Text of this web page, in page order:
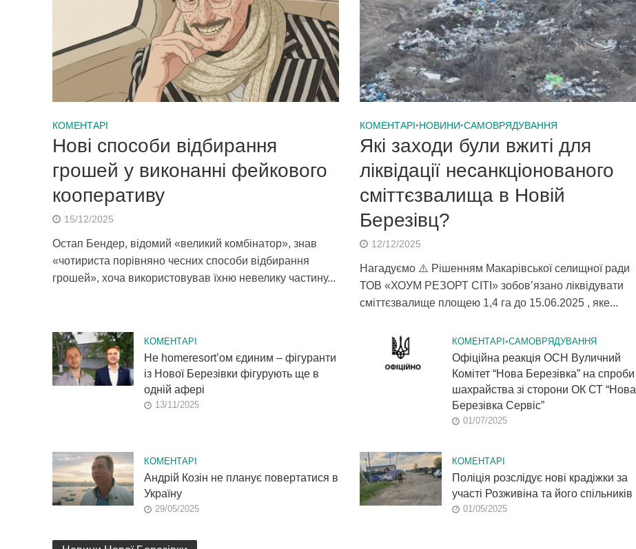
КОМЕНТАРІ
Нові способи відбирання
грошей у виконанні фейкового
кооперативу
15/12/2025
Остап Бендер, відомий «великий комбінатор», знав
«чотириста порівняно чесних способи відбирання
грошей», хоча використовував їхню невелику частину...
КОМЕНТАРІ•НОВИНИ•САМОВРЯДУВАННЯ
Які заходи були вжиті для
ліквідації несанкціонованого
сміттєзвалища в Новій
Березівц?
12/12/2025
Нагадуємо ⚠️ Рішенням Макарівської селищної ради
ТОВ «ХОУМ РЕЗОРТ СІТІ» зобов’язано ліквідувати
сміттєзвалище площею 1,4 га до 15.06.2025 , яке...
КОМЕНТАРІ
Не homeresort’ом єдиним – фігуранти
із Нової Березівки фігурують ще в
одній афері
13/11/2025
КОМЕНТАРІ •САМОВРЯДУВАННЯ
Офіційна реакція ОСН Вуличний
Комітет “Нова Березівка” на спроби
шахрайства зі сторони ОК СТ “Нова
Березівка Сервіс”
01/07/2025
КОМЕНТАРІ
Андрій Козін не планує повертатися в
Україну
29/05/2025
КОМЕНТАРІ
Поліція розслідує нові крадіжки за
участі Розживіна та його спільників
01/05/2025